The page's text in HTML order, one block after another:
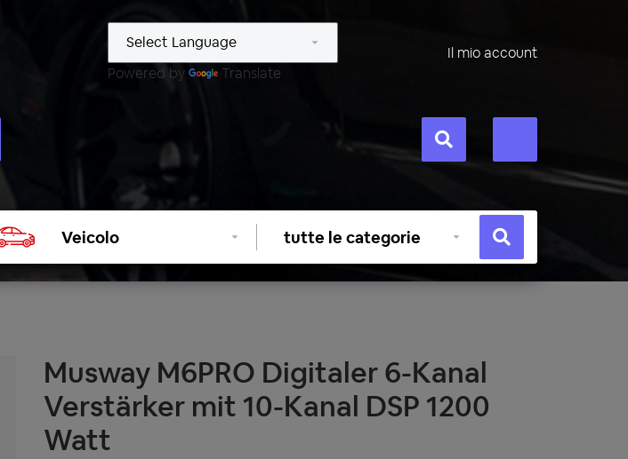
Powered by
Translate
Il mio account
veicolo
Selezionare
categoria
Musway M6PRO Digitaler 6-Kanal
Verstärker mit 10-Kanal DSP 1200
Watt